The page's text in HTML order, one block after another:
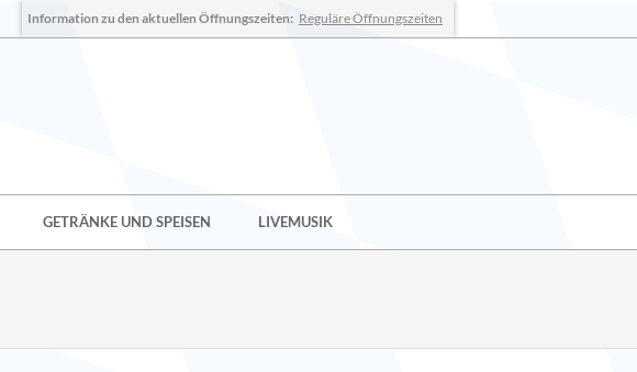
Information zu den aktuellen Öffnungszeiten: Reguläre Öffnungszeiten
GETRÄNKE UND SPEISEN LIVEMUSIK